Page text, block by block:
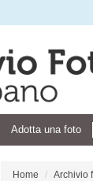
Adotta una foto
Home Archivio